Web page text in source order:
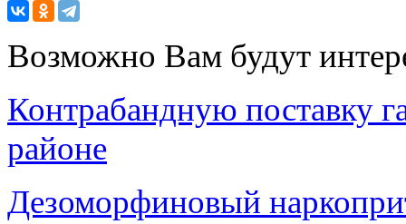
Возможно Вам будут
Контрабандную поставку
районе
Дезоморфиновый